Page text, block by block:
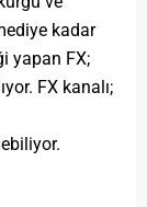
kadar
yapan FX;
FX kanalı;